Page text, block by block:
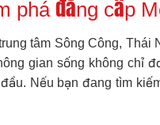
phá đẳng cấp
tâm Sông Công,
gian sống không chỉ
Nếu bạn đang tìm